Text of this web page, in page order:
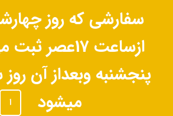
سفارشی که روز
ازساعت 17عصر
پنجشنبه وبعداز آن
میشود
ا